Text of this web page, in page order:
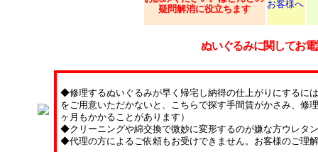
疑問解消に役立ちます
お客様へ
ぬいぐるみに関してお
◆修理するぬいぐるみが早く帰宅し納得の仕上がりにするに
をご用意いただかないと、こちらで探す手間賃がかさみ、修
ヶ月もかかることがあります）
◆クリーニングや綿交換で微妙に変形するのが嫌な方ウレタ
◆代理の方によるご依頼もお受けできません。お客様のご理